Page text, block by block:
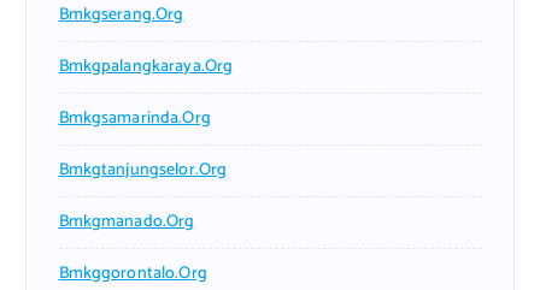
Bmkgserang.org
Bmkgpalangkaraya.org
Bmkgsamarinda.org
Bmkgtanjungselor.org
Bmkgmanado.org
Bmkggorontalo.org